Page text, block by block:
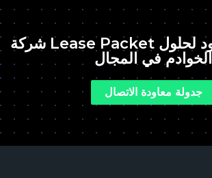
شركة Lease Packet هي أفضل مزود لحلول
الخوادم في المجال
جدولة معاودة الاتصال